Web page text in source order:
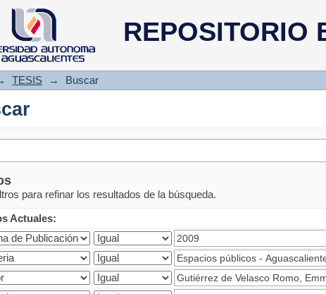
REPOSITORIO
TESIS → Buscar
para refinar los resultados de la búsqueda.
Actuales: